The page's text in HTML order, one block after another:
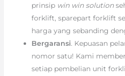
prinsip win win solution
forklift, sparepart forklift
harga yang sebanding
Bergaransi. Kepuasan
nomor satu! Kami
setiap pembelian unit